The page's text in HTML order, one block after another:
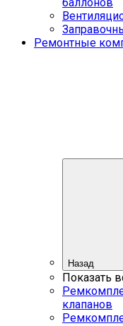
Ремонтные
Назад
Показать
клапанов